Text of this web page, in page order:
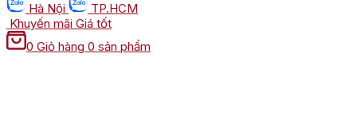
Hà Nội
TP.HCM
Khuyến mãi Giá tốt
0 Giỏ hàng 0 sản phẩm